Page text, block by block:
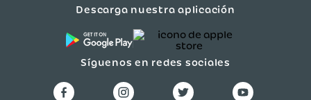
Descarga nuestra aplicación
Síguenos en redes sociales